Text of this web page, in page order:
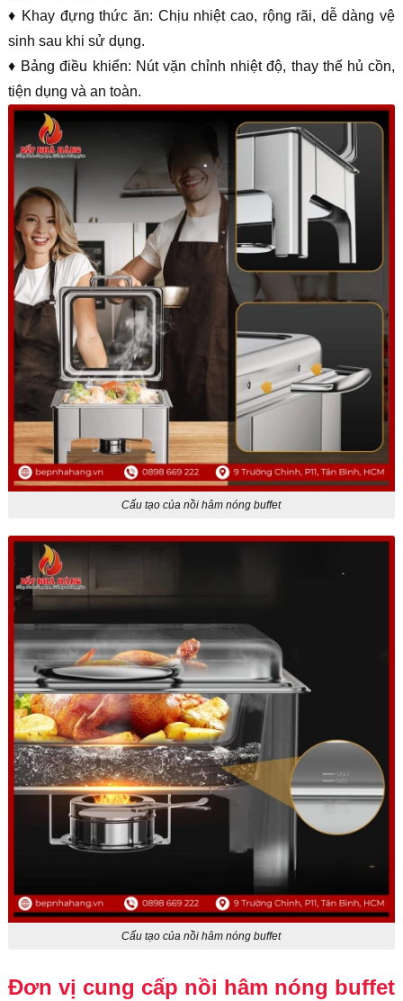
♦ Khay đựng thức ăn: Chịu nhiệt cao, rộng rãi, dễ dàng vệ
sinh sau khi sử dụng.
♦ Bảng điều khiển: Nút vặn chỉnh nhiệt độ, thay thế hủ cồn,
tiện dụng và an toàn.
Cấu tạo của nồi hâm nóng buffet
Cấu tạo của nồi hâm nóng buffet
Đơn vị cung cấp nồi hâm nóng buffet